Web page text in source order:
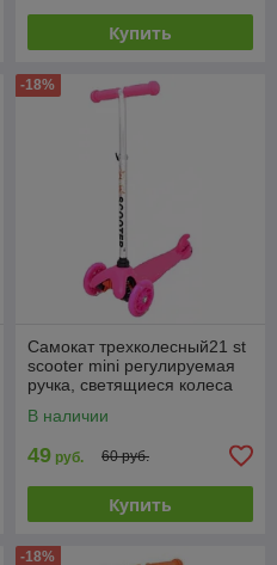
Купить
-18%
Самокат трехколесный21 st
scooter mini регулируемая
ручка, светящиеся колеса
В наличии
49 руб. 60 руб.
Купить
-18%